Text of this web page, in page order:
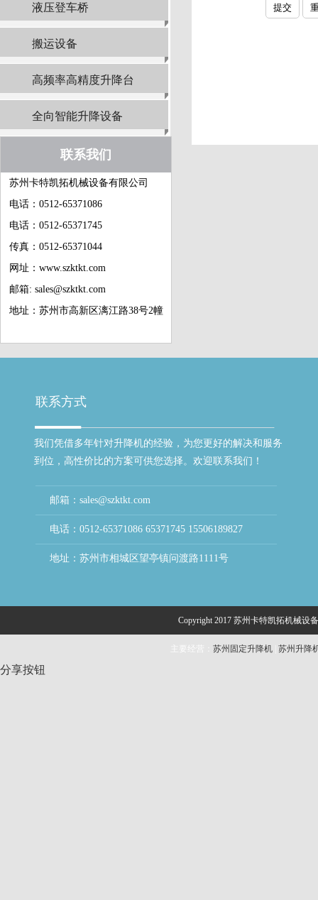
液压登车桥
搬运设备
高频率高精度升降台
全向智能升降设备
联系我们
苏州卡特凯拓机械设备有限公司
电话：0512-65371086
电话：0512-65371745
传真：0512-65371044
网址：www.szktkt.com
邮箱: sales@szktkt.com
地址：苏州市高新区漓江路38号2幢
联系方式
我们凭借多年针对升降机的经验，为您更好的解决和服务
到位，高性价比的方案可供您选择。欢迎联系我们！
邮箱：sales@szktkt.com
电话：0512-65371086 65371745 15506189827
地址：苏州市相城区望亭镇问渡路1111号
Copyright 2017 苏州卡特凯拓机械
主要经营：苏州固定升降机 |苏州升降
分享按钮